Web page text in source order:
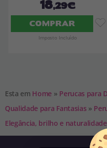
18,29€
COMPRAR
Imposto Incluído
Esta em Home » Perucas para
Qualidade para Fantasias »
Elegância, brilho e